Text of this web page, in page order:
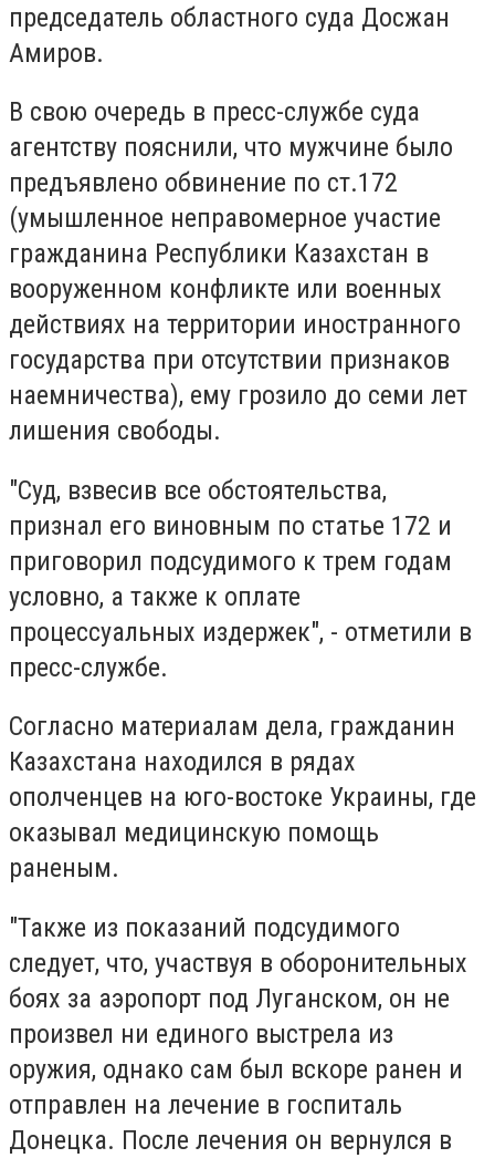
председатель областного суда Досжан
Амиров.
В свою очередь в пресс-службе суда
агентству пояснили, что мужчине было
предъявлено обвинение по ст.172
(умышленное неправомерное участие
гражданина Республики Казахстан в
вооруженном конфликте или военных
действиях на территории иностранного
государства при отсутствии признаков
наемничества), ему грозило до семи лет
лишения свободы.
"Суд, взвесив все обстоятельства,
признал его виновным по статье 172 и
приговорил подсудимого к трем годам
условно, а также к оплате
процессуальных издержек", - отметили в
пресс-службе.
Согласно материалам дела, гражданин
Казахстана находился в рядах
ополченцев на юго-востоке Украины, где
оказывал медицинскую помощь
раненым.
"Также из показаний подсудимого
следует, что, участвуя в оборонительных
боях за аэропорт под Луганском, он не
произвел ни единого выстрела из
оружия, однако сам был вскоре ранен и
отправлен на лечение в госпиталь
Донецка. После лечения он вернулся в